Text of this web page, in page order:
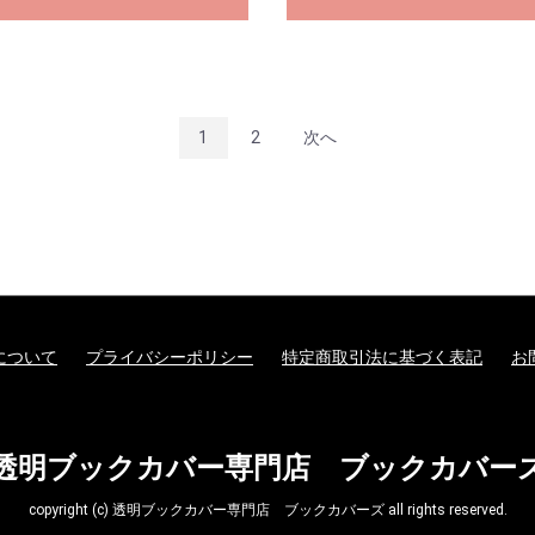
1 2 次へ
ついて プライバシーポリシー 特定商取引法に基づく表記 お
明ブックカバー専門店 ブックカバー
copyright (c) 透明ブックカバー専門店 ブックカバーズ all rights reserved.